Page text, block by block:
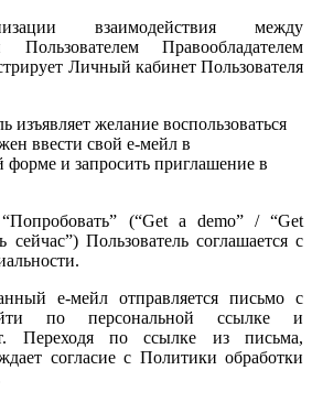
взаимодействия между
Пользователем Правообладателем
Личный кабинет Пользователя
изъявляет желание воспользоваться
ввести свой е-мейл в
форме и запросить приглашение в
(“Get a demo” / “Get
сейчас”) Пользователь соглашается с
е-мейл отправляется письмо с
по персональной ссылке и
Переходя по ссылке из письма,
согласие с Политики обработки